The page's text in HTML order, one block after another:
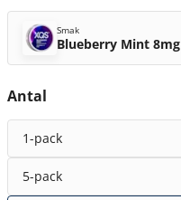
Smak
Blueberry Mint 8mg
Antal
1-pack
5-pack